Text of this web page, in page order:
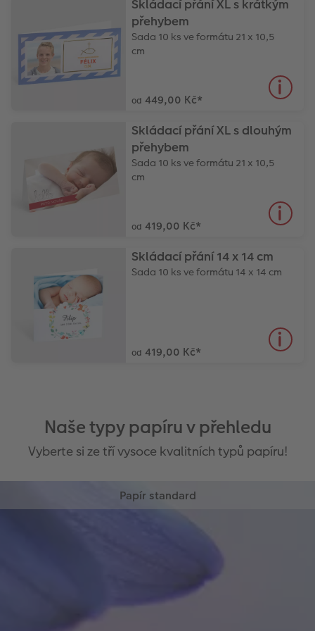
Skládací přání XL s krátkým
přehybem
Sada 10 ks ve formátu 21 x 10,5
cm
od 449,00 Kč*
Skládací přání XL s dlouhým
přehybem
Sada 10 ks ve formátu 21 x 10,5
cm
od 419,00 Kč*
Skládací přání 14 x 14 cm
Sada 10 ks ve formátu 14 x 14 cm
od 419,00 Kč*
Naše typy papíru v přehledu
Vyberte si ze tří vysoce kvalitních typů papíru!